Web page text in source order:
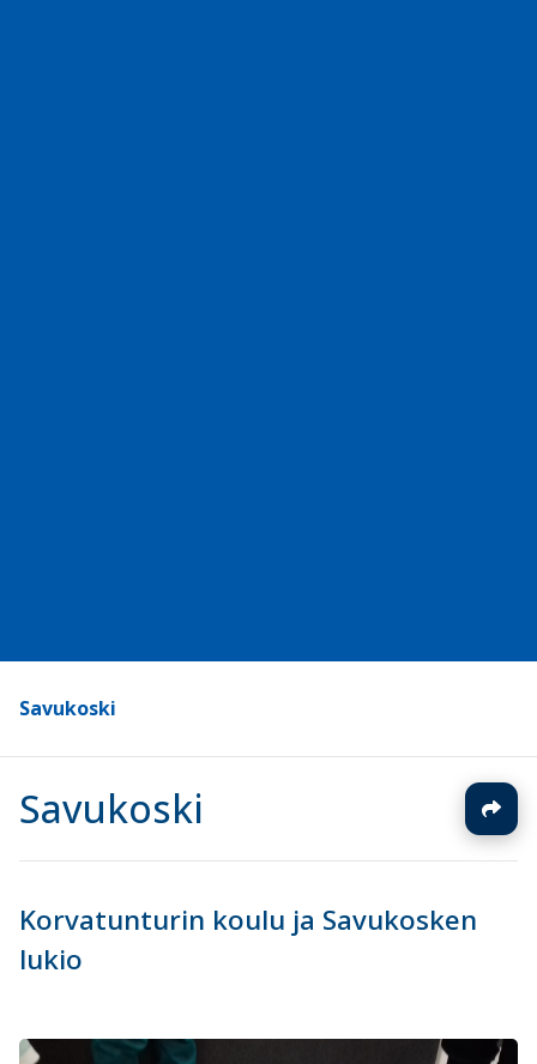
Savukoski
Savukoski
Korvatunturin koulu ja Savukosken
lukio